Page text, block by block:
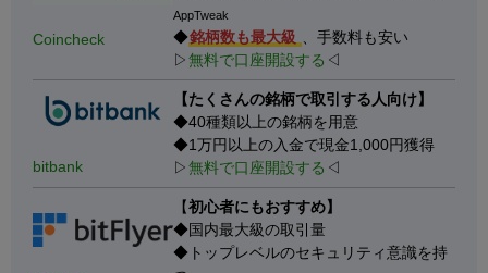
Coincheck
AppTweak
◆銘柄数も最大級
、手数料も安い
▷無料で口座開設する ◁
bitbank
【たくさんの銘柄で取引する人向け】
◆40種類以上の銘柄を用意
◆1万円以上の入金で現金1,000円獲得
▷無料で口座開設する ◁
【初心者にもおすすめ】
◆国内最大級の取引量
◆トップレベルのセキュリティ意識を持